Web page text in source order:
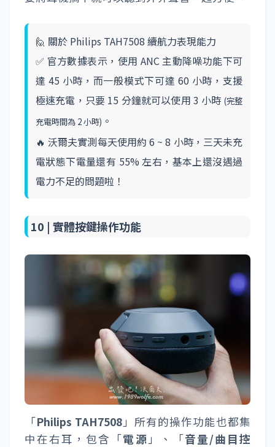
🙋 關於 Philips TAH7508 續航力表現能力
✅ 官方數據表示，使用 ANC 主動降噪功能下可
達 45 小時，而一般模式下可達 60 小時，支援
極速充電，只要 15 分鐘就可以使用 3 小時 (完整
充電時間為 2 小時) 。
🔥 沃爾夫實測每天使用約 6 ~ 8 小時，三天未充
電狀態下電量還有 55% 左右，基本上還沒遇過
電力不足的問題啦！
10 |實體按鍵操作功能
「Philips TAH7508 」所有的操作功能也都集
中在右耳，包含「電源 」、「音量/曲目控